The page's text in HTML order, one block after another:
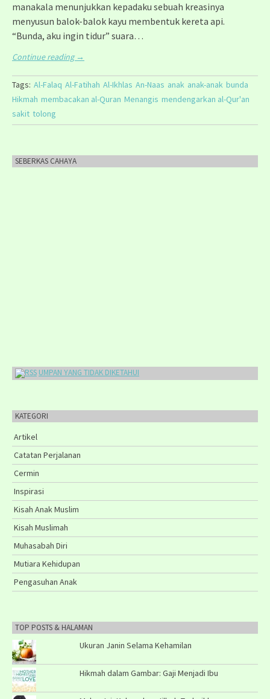
manakala menunjukkan kepadaku sebuah kreasinya
menyusun balok-balok kayu membentuk kereta api.
“Bunda, aku ingin tidur” suara…
Continue reading →
Tags: Al-Falaq Al-Fatihah Al-Ikhlas An-Naas anak anak-anak bunda
Hikmah membacakan al-Quran Menangis mendengarkan al-Qur'an
sakit tolong
SEBERKAS CAHAYA
UMPAN YANG TIDAK DIKETAHUI
KATEGORI
Artikel
Catatan Perjalanan
Cermin
Inspirasi
Kisah Anak Muslim
Kisah Muslimah
Muhasabah Diri
Mutiara Kehidupan
Pengasuhan Anak
TOP POSTS & HALAMAN
Ukuran Janin Selama Kehamilan
Hikmah dalam Gambar: Gaji Menjadi Ibu